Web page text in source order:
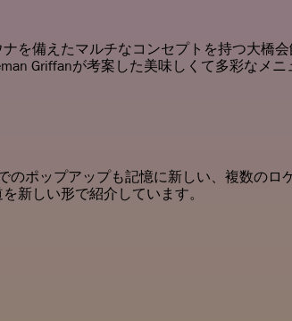
を備えたマルチなコンセプトを持つ大橋会
Griffanが考案した美味しくて多彩なメ
のポップアップも記憶に新しい、複数のロ
新しい形で紹介しています。